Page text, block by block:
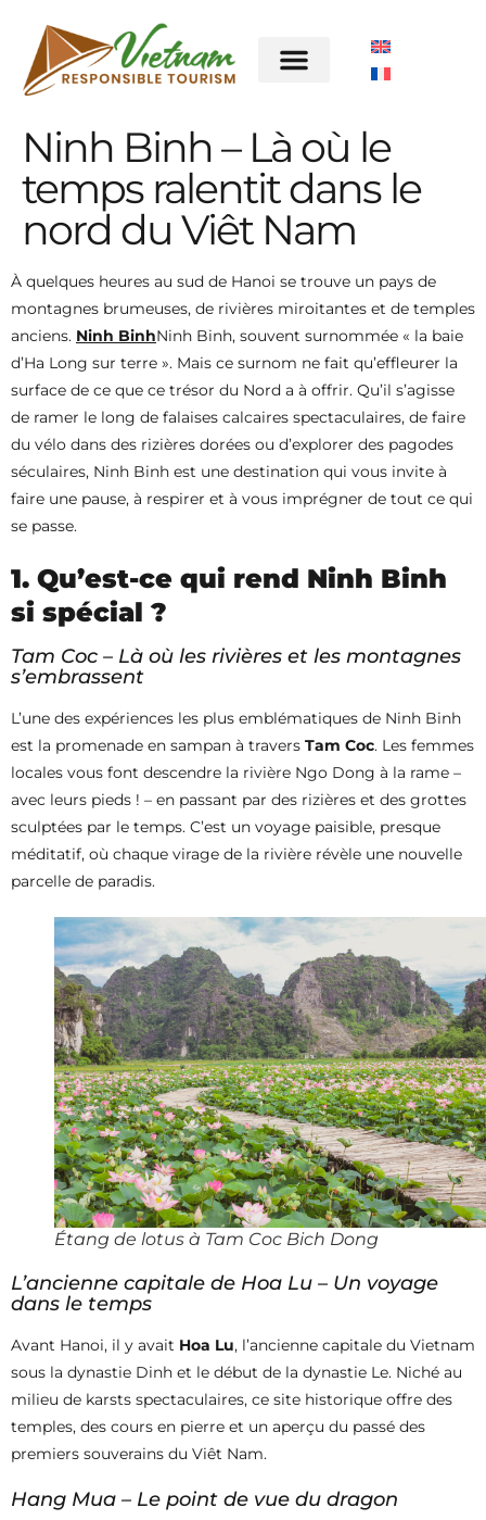
Ninh Binh – Là où le
temps ralentit dans le
nord du Viêt Nam
À quelques heures au sud de Hanoi se trouve un pays de
montagnes brumeuses, de rivières miroitantes et de temples
anciens. Ninh BinhNinh Binh, souvent surnommée « la baie
d’Ha Long sur terre ». Mais ce surnom ne fait qu’effleurer la
surface de ce que ce trésor du Nord a à offrir. Qu’il s’agisse
de ramer le long de falaises calcaires spectaculaires, de faire
du vélo dans des rizières dorées ou d’explorer des pagodes
séculaires, Ninh Binh est une destination qui vous invite à
faire une pause, à respirer et à vous imprégner de tout ce qui
se passe.
1. Qu’est-ce qui rend Ninh Binh
si spécial ?
Tam Coc – Là où les rivières et les montagnes
s’embrassent
L’une des expériences les plus emblématiques de Ninh Binh
est la promenade en sampan à travers Tam Coc. Les femmes
locales vous font descendre la rivière Ngo Dong à la rame –
avec leurs pieds ! – en passant par des rizières et des grottes
sculptées par le temps. C’est un voyage paisible, presque
méditatif, où chaque virage de la rivière révèle une nouvelle
parcelle de paradis.
Étang de lotus à Tam Coc Bich Dong
L’ancienne capitale de Hoa Lu – Un voyage
dans le temps
Avant Hanoi, il y avait Hoa Lu, l’ancienne capitale du Vietnam
sous la dynastie Dinh et le début de la dynastie Le. Niché au
milieu de karsts spectaculaires, ce site historique offre des
temples, des cours en pierre et un aperçu du passé des
premiers souverains du Viêt Nam.
Hang Mua – Le point de vue du dragon